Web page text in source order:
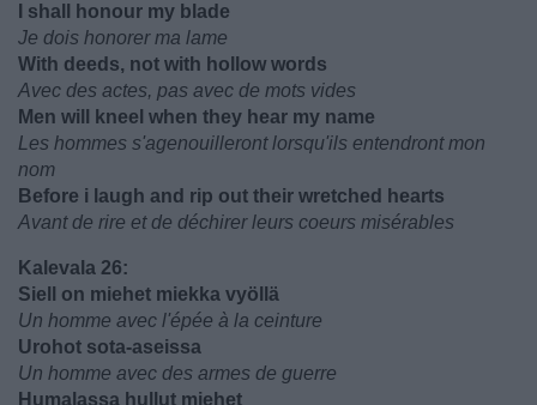
I shall honour my blade
Je dois honorer ma lame
With deeds, not with hollow words
Avec des actes, pas avec de mots vides
Men will kneel when they hear my name
Les hommes s'agenouilleront lorsqu'ils entendront mon
nom
Before i laugh and rip out their wretched hearts
Avant de rire et de déchirer leurs coeurs misérables
Kalevala 26:
Siell on miehet miekka vyöllä
Un homme avec l'épée à la ceinture
Urohot sota-aseissa
Un homme avec des armes de guerre
Humalassa hullut miehet